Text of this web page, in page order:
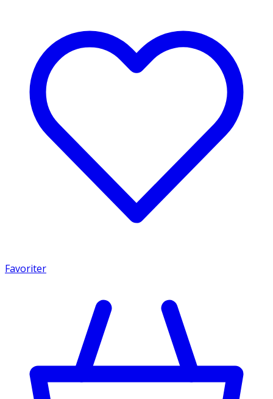
Favoriter